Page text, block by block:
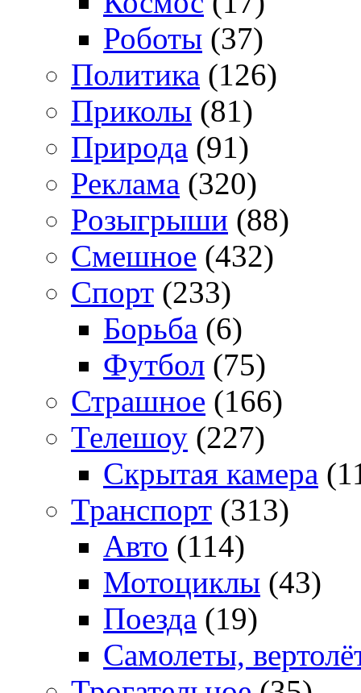
Роботы (37)
Политика (126)
Приколы (81)
Природа (91)
Реклама (320)
Розыгрыши (88)
Смешное (432)
Спорт (233)
Борьба (6)
Футбол (75)
Страшное (166)
Телешоу (227)
Скрытая камера
Транспорт (313)
Авто (114)
Мотоциклы (43)
Поезда (19)
Самолеты,